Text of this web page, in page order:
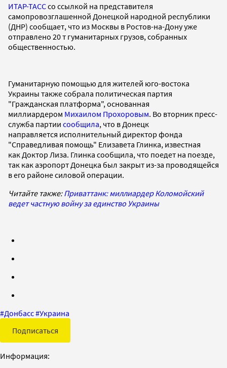
ИТАР-ТАССсо ссылкой на представителя
самопровозглашенной Донецкой народной республики
(ДНР) сообщает, что из Москвы в Ростов-на-Дону уже
отправлено 20 т гуманитарных грузов, собранных
общественностью.
Гуманитарную помощью для жителей юго-востока
Украины также собрала политическая партия
"Гражданская платформа", основанная
миллиардером Михаилом Прохоровым. Во вторник пресс-
служба партии сообщила, что в Донецк
направляется исполнительный директор фонда
"Справедливая помощь" Елизавета Глинка, известная
как Доктор Лиза. Глинка сообщила, что поедет на поезде,
так как аэропорт Донецка был закрыт из-за проводящейся
в его районе силовой операции.
Читайте также:Приваттанк: миллиардер Коломойский
ведет частную войну за единство Украины
#Донбасс#Украина
Подписаться
Информация: